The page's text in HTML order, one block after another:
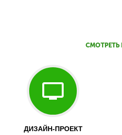
ДИЗАЙН-ПРОЕКТ